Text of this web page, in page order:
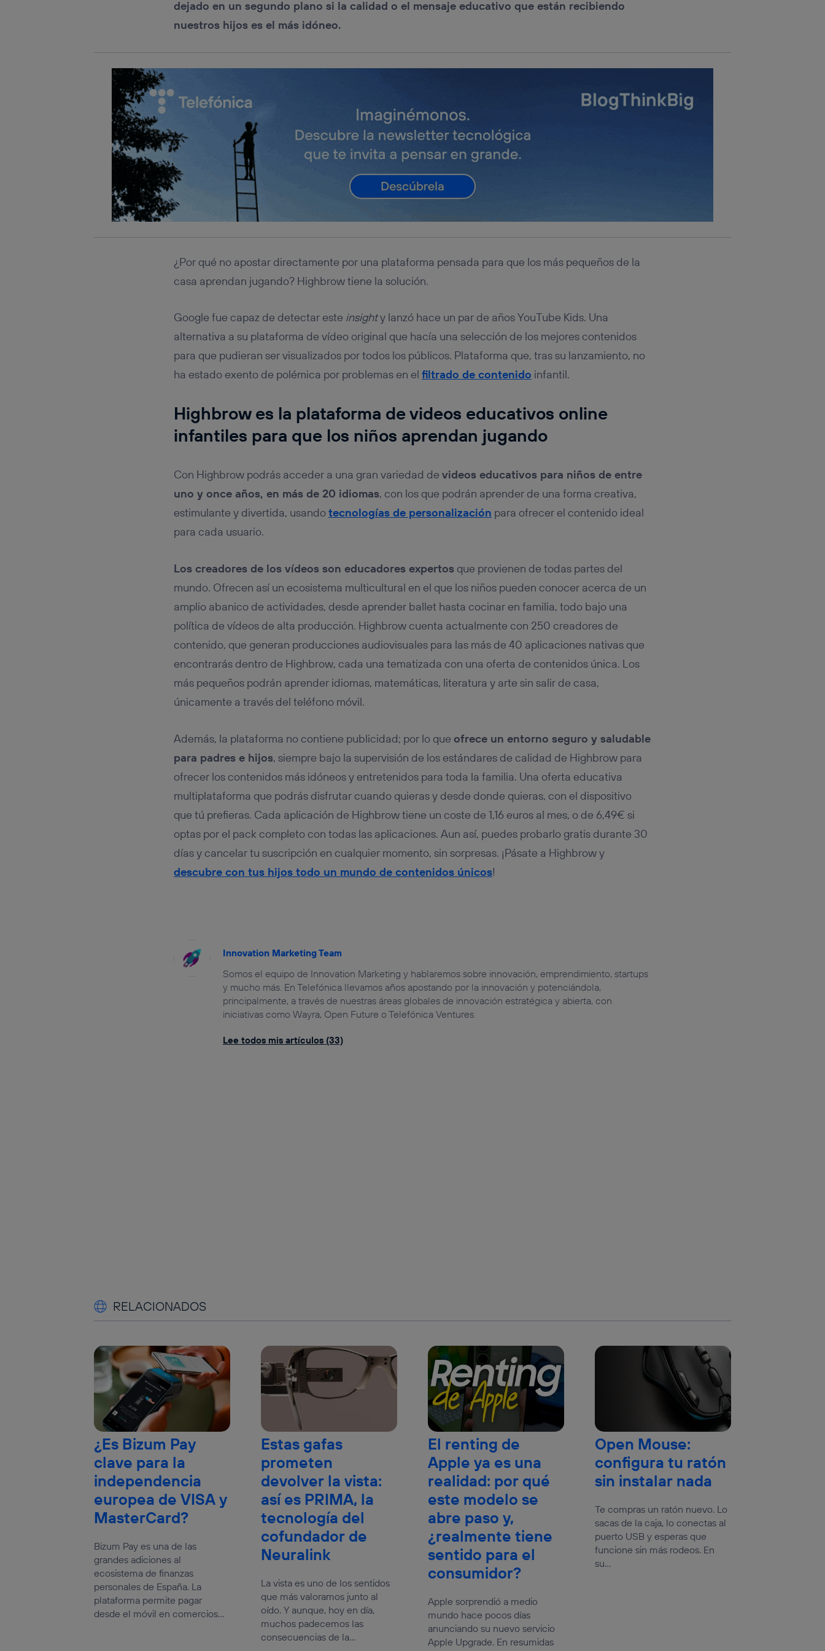
dejado en un segundo plano si la calidad o el mensaje educativo que están recibiendo
nuestros hijos es el más idóneo.
¿Por qué no apostar directamente por una plataforma pensada para que los más pequeños de la
casa aprendan jugando? Highbrow tiene la solución.
Google fue capaz de detectar este insighty lanzó hace un par de años YouTube Kids. Una
alternativa a su plataforma de vídeo original que hacía una selección de los mejores contenidos
para que pudieran ser visualizados por todos los públicos. Plataforma que, tras su lanzamiento, no
ha estado exento de polémica por problemas en el filtrado de contenido infantil.
Highbrow es la plataforma de videos educativos online
infantiles para que los niños aprendan jugando
Con Highbrow podrás acceder a una gran variedad de videos educativos para niños de entre
uno y once años, en más de 20 idiomas, con los que podrán aprender de una forma creativa,
estimulante y divertida, usandotecnologías de personalización para ofrecer el contenido ideal
para cada usuario.
Los creadores de los vídeos son educadores expertosque provienen de todas partes del
mundo. Ofrecen así un ecosistema multicultural en el que los niños pueden conocer acerca de un
amplio abanico de actividades, desde aprender ballet hasta cocinar en familia, todo bajo una
política de vídeos de alta producción. Highbrow cuenta actualmente con 250 creadores de
contenido, que generan producciones audiovisuales para las más de 40 aplicaciones nativas que
encontrarás dentro de Highbrow, cada una tematizada con una oferta de contenidos única. Los
más pequeños podrán aprender idiomas, matemáticas, literatura y arte sin salir de casa,
únicamente a través del teléfono móvil.
Además, la plataforma no contiene publicidad; por lo que ofrece un entorno seguro y saludable
para padres e hijos, siempre bajo la supervisión de los estándares de calidad de Highbrow para
ofrecer los contenidos más idóneos y entretenidos para toda la familia. Una oferta educativa
multiplataforma que podrás disfrutar cuando quieras y desde donde quieras, con el dispositivo
que tú prefieras. Cada aplicación de Highbrow tiene un coste de 1,16 euros al mes, o de 6,49€ si
optas por el pack completo con todas las aplicaciones. Aun así, puedes probarlo gratis durante 30
días y cancelar tu suscripción en cualquier momento, sin sorpresas. ¡Pásate a Highbrow y
descubre con tus hijos todo un mundo de contenidos únicos!
Innovation Marketing Team
Somos el equipo de Innovation Marketing y hablaremos sobre innovación, emprendimiento, startups
y mucho más. En Telefónica llevamos años apostando por la innovación y potenciándola,
principalmente, a través de nuestras áreas globales de innovación estratégica y abierta, con
iniciativas como Wayra, Open Future o Telefónica Ventures.
Lee todos mis artículos (33)
RELACIONADOS
¿Es Bizum Pay
clave para la
independencia
europea de VISA y
MasterCard?
Bizum Pay es una de las
grandes adiciones al
ecosistema de finanzas
personales de España. La
plataforma permite pagar
desde el móvil en comercios...
Estas gafas
prometen
devolver la vista:
así es PRIMA, la
tecnología del
cofundador de
Neuralink
La vista es uno de los sentidos
que más valoramos junto al
oído. Y aunque, hoy en día,
muchos padecemos las
consecuencias de la...
El renting de
Apple ya es una
realidad: por qué
este modelo se
abre paso y,
¿realmente tiene
sentido para el
consumidor?
Apple sorprendió a medio
mundo hace pocos días
anunciando su nuevo servicio
Apple Upgrade. En resumidas
Open Mouse:
configura tu ratón
sin instalar nada
Te compras un ratón nuevo. Lo
sacas de la caja, lo conectas al
puerto USB y esperas que
funcione sin más rodeos. En
su...
conecte su dispositivo y consienta el uso de la tecnología recibirá el mismo identificador.
hayan dado su consentimiento.
Puedes gestionar los consentimientos Utiq seleccionando “Administrar Utiq” en la parte
inferior de esta página web o visitando el portal de privacidad de Utiq (“consenthub”)
Para más información, consulta la
política de privacidad de Utiq